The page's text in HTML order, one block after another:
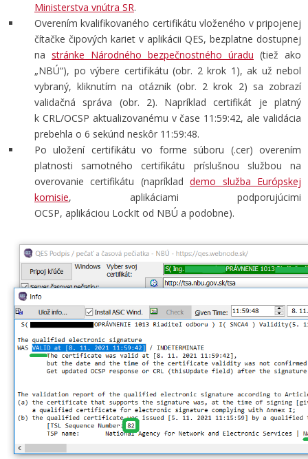
Ministerstva vnútra SR.
Overením kvalifikovaného certifikátu vloženého v pripojenej
čítačke čipových kariet v aplikácii QES, bezplatne dostupnej
na stránke Národného bezpečnostného úradu (tiež ako
„NBÚ“), po výbere certifikátu (obr. 2 krok 1), ak už nebol
vybraný, kliknutím na otáznik (obr. 2 krok 2) sa zobrazí
validačná správa (obr. 2). Napríklad certifikát je platný
k CRL/OCSP aktualizovanému v čase 11:59:42, ale validácia
prebehla o 6 sekúnd neskôr 11:59:48.
Po uložení certifikátu vo forme súboru (.cer) overením
platnosti samotného certifikátu príslušnou službou na
overovanie certifikátu (napríkladdemo služba Európskej
komisie, aplikáciami podporujúcimi
OCSP, aplikáciou LockIt od NBÚ a podobne).